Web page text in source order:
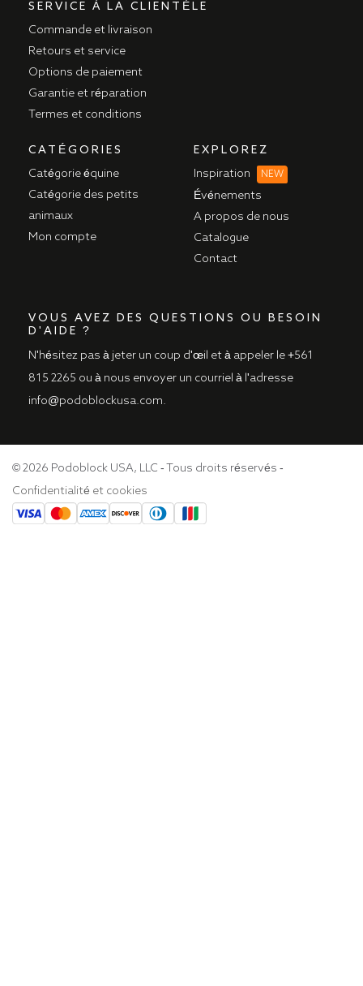
SERVICE À LA CLIENTÈLE
Commande et livraison
Retours et service
Options de paiement
Garantie et réparation
Termes et conditions
CATÉGORIES
Catégorie équine
Catégorie des petits
animaux
Mon compte
EXPLOREZ
Inspiration NEW
Événements
A propos de nous
Catalogue
Contact
VOUS AVEZ DES QUESTIONS OU BESOIN
D'AIDE ?
N'hésitez pas à jeter un coup d'œil et à appeler le +561
815 2265 ou à nous envoyer un courriel à l'adresse
info@podoblockusa.com.
© 2026 Podoblock USA, LLC - Tous droits réservés -
Confidentialité et cookies